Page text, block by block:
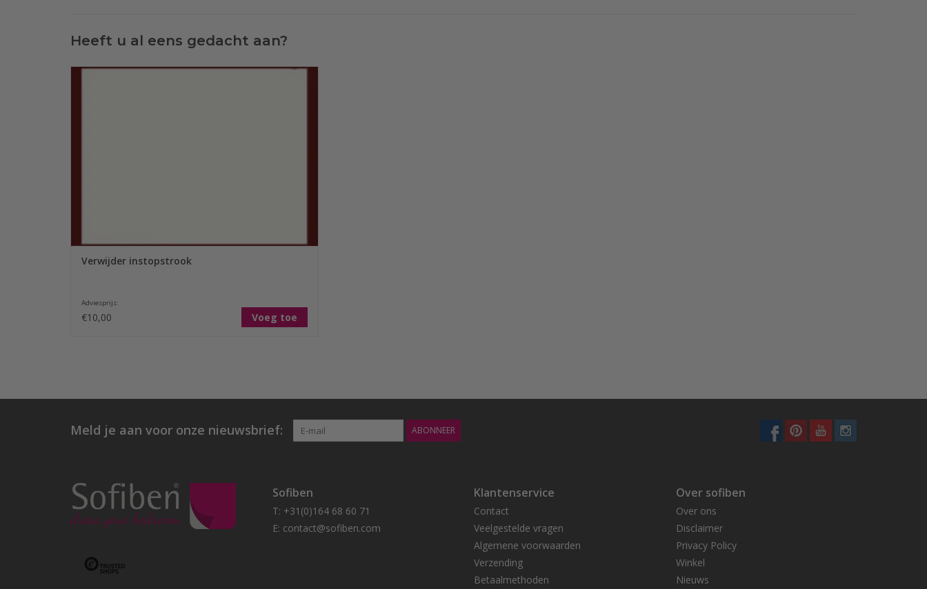
Heeft u al eens gedacht aan?
Een Sofiben dekbedovertrek wordt standaard geleverd met
Verwijder instopstrook
Adviesprijs:
€10,00 Voeg toe
Meld je aan voor onze nieuwsbrief: ABONNEER
Sofiben
T: +31(0)164 68 60 71
E: contact@sofiben.com
Klantenservice
Contact
Veelgestelde vragen
Algemene voorwaarden
Verzending
Betaalmethoden
Over sofiben
Over ons
Disclaimer
Privacy Policy
Winkel
Nieuws